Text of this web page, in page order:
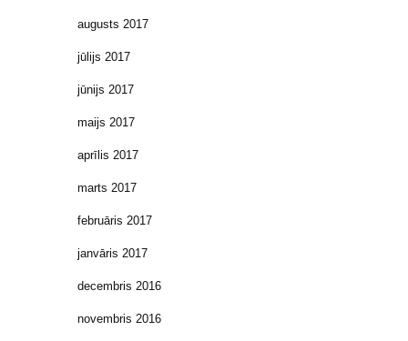
augusts 2017
jūlijs 2017
jūnijs 2017
maijs 2017
aprīlis 2017
marts 2017
februāris 2017
janvāris 2017
decembris 2016
novembris 2016